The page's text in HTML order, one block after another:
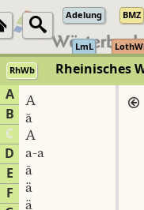
Adelung BMZ
LmL
RhWb
Rheinisches
A
B
C
D
E
F
A
ă
A
a-a
ā
ä
ä